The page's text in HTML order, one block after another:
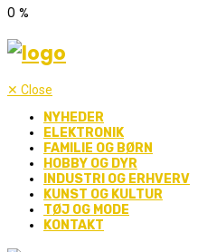
0 %
✕ Close
NYHEDER
ELEKTRONIK
FAMILIE OG BØRN
HOBBY OG DYR
INDUSTRI OG ERHVERV
KUNST OG KULTUR
TØJ OG MODE
KONTAKT